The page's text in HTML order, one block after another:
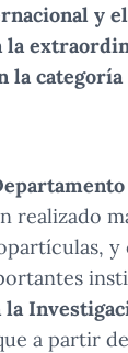
y
la
la categoría
realizado
a partir